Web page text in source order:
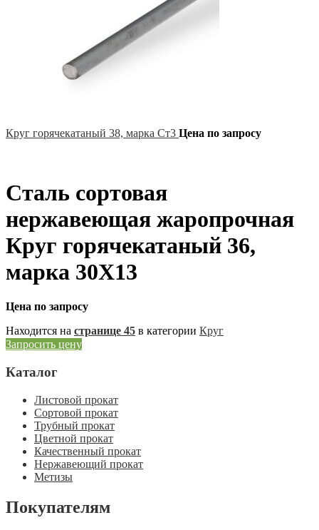
Круг горячекатаный 38, марка Ст3 Цена по запросу
Сталь сортовая
нержавеющая жаропрочная
Круг горячекатаный 36,
марка 30Х13
Цена по запросу
Находится на странице 45 в категории Круг
Запросить цену
Каталог
Листовой прокат
Сортовой прокат
Трубный прокат
Цветной прокат
Качественный прокат
Нержавеющий прокат
Метизы
Покупателям